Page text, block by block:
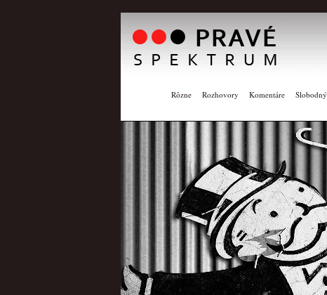
Rôzne Rozhovory Komentáre